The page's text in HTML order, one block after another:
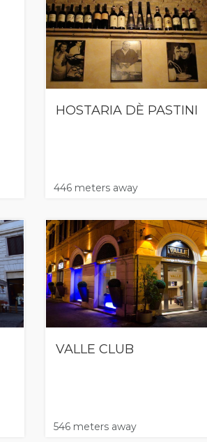
HOSTARIA DÈ PASTINI
446 meters away
VALLE CLUB
546 meters away